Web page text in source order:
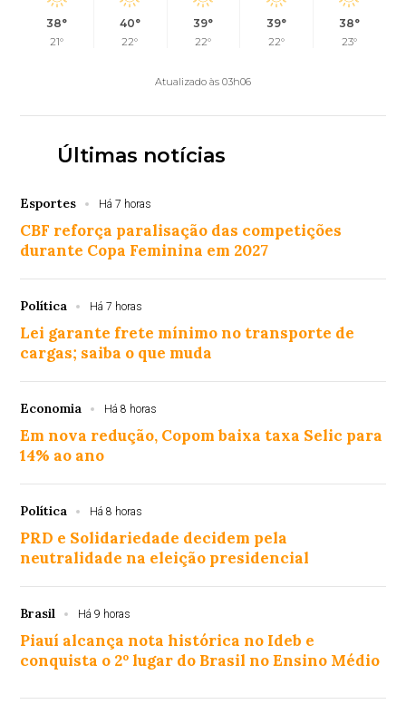
38°
21°
40°
22°
39°
22°
39°
22°
38°
23°
Atualizado às 03h06
Últimas notícias
Esportes Há 7 horas
CBF reforça paralisação das competições
durante Copa Feminina em 2027
Política Há 7 horas
Lei garante frete mínimo no transporte de
cargas; saiba o que muda
Economia Há 8 horas
Em nova redução, Copom baixa taxa Selic para
14% ao ano
Política Há 8 horas
PRD e Solidariedade decidem pela
neutralidade na eleição presidencial
Brasil Há 9 horas
Piauí alcança nota histórica no Ideb e
conquista o 2º lugar do Brasil no Ensino Médio